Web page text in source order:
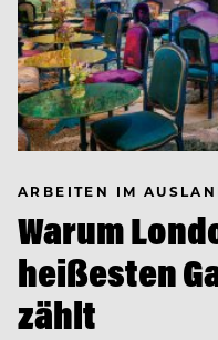
ARBEITEN IM
Warum
heißesten
zählt